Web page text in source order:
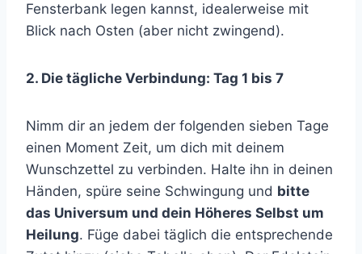
Fensterbank legen kannst, idealerweise mit
Blick nach Osten (aber nicht zwingend).
2. Die tägliche Verbindung: Tag 1 bis 7
Nimm dir an jedem der folgenden sieben Tage
einen Moment Zeit, um dich mit deinem
Wunschzettel zu verbinden. Halte ihn in deinen
Händen, spüre seine Schwingung und bitte
das Universum und dein Höheres Selbst um
Heilung. Füge dabei täglich die entsprechende